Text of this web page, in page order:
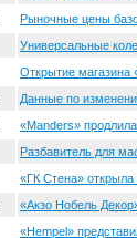
Рыночные цены
Универсальные
Открытие магазина
Данные по
«Manders»
Разбавитель для
«ГК Стена» открыла
«Акзо Нобель
«Hempel»